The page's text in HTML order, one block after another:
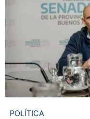
POLÍTICA